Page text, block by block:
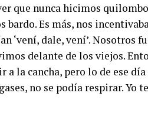
que nunca hicimos
bardo. Es más, nos
‘vení, dale, vení’. Nosotros
delante de los viejos.
la cancha, pero lo de ese
no se podía respirar. Yo